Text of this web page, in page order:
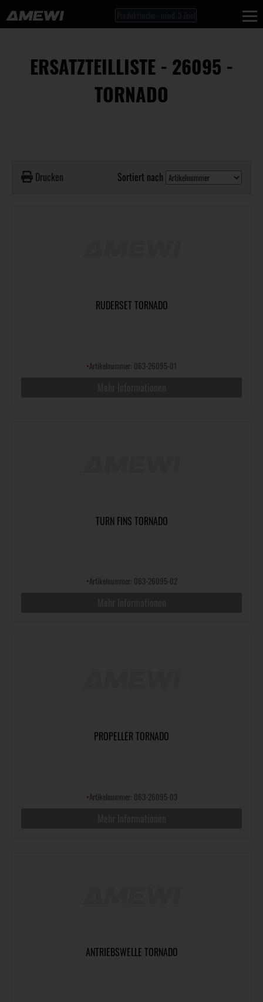
ERSATZTEILLISTE - 26095 -
TORNADO
Drucken Sortiert nach
RUDERSET TORNADO
•Artikelnummer: 063-26095-01
TURN FINS TORNADO
•Artikelnummer: 063-26095-02
PROPELLER TORNADO
•Artikelnummer: 063-26095-03
ANTRIEBSWELLE TORNADO